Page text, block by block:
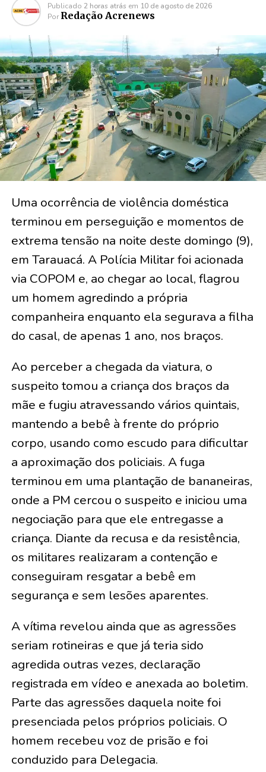
Publicado 2 horas atrás em 10 de agosto de 2026
Por Redação Acrenews
Uma ocorrência de violência doméstica
terminou em perseguição e momentos de
extrema tensão na noite deste domingo (9),
em Tarauacá. A Polícia Militar foi acionada
via COPOM e, ao chegar ao local, flagrou
um homem agredindo a própria
companheira enquanto ela segurava a filha
do casal, de apenas 1 ano, nos braços.
Ao perceber a chegada da viatura, o
suspeito tomou a criança dos braços da
mãe e fugiu atravessando vários quintais,
mantendo a bebê à frente do próprio
corpo, usando como escudo para dificultar
a aproximação dos policiais. A fuga
terminou em uma plantação de bananeiras,
onde a PM cercou o suspeito e iniciou uma
negociação para que ele entregasse a
criança. Diante da recusa e da resistência,
os militares realizaram a contenção e
conseguiram resgatar a bebê em
segurança e sem lesões aparentes.
A vítima revelou ainda que as agressões
seriam rotineiras e que já teria sido
agredida outras vezes, declaração
registrada em vídeo e anexada ao boletim.
Parte das agressões daquela noite foi
presenciada pelos próprios policiais. O
homem recebeu voz de prisão e foi
conduzido para Delegacia.